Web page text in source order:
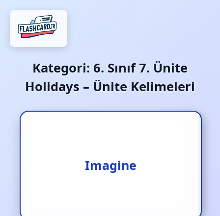
Kategori: 6. Sınıf 7. Ünite
Holidays – Ünite Kelimeleri
Imagine
Hayal etmek